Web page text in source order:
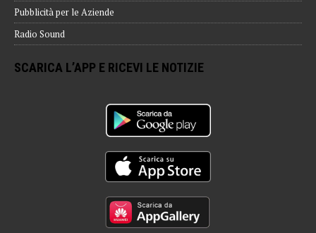
Pubblicità per le Aziende
Radio Sound
SCARICA L’APP E RICEVI LE NOTIZIE